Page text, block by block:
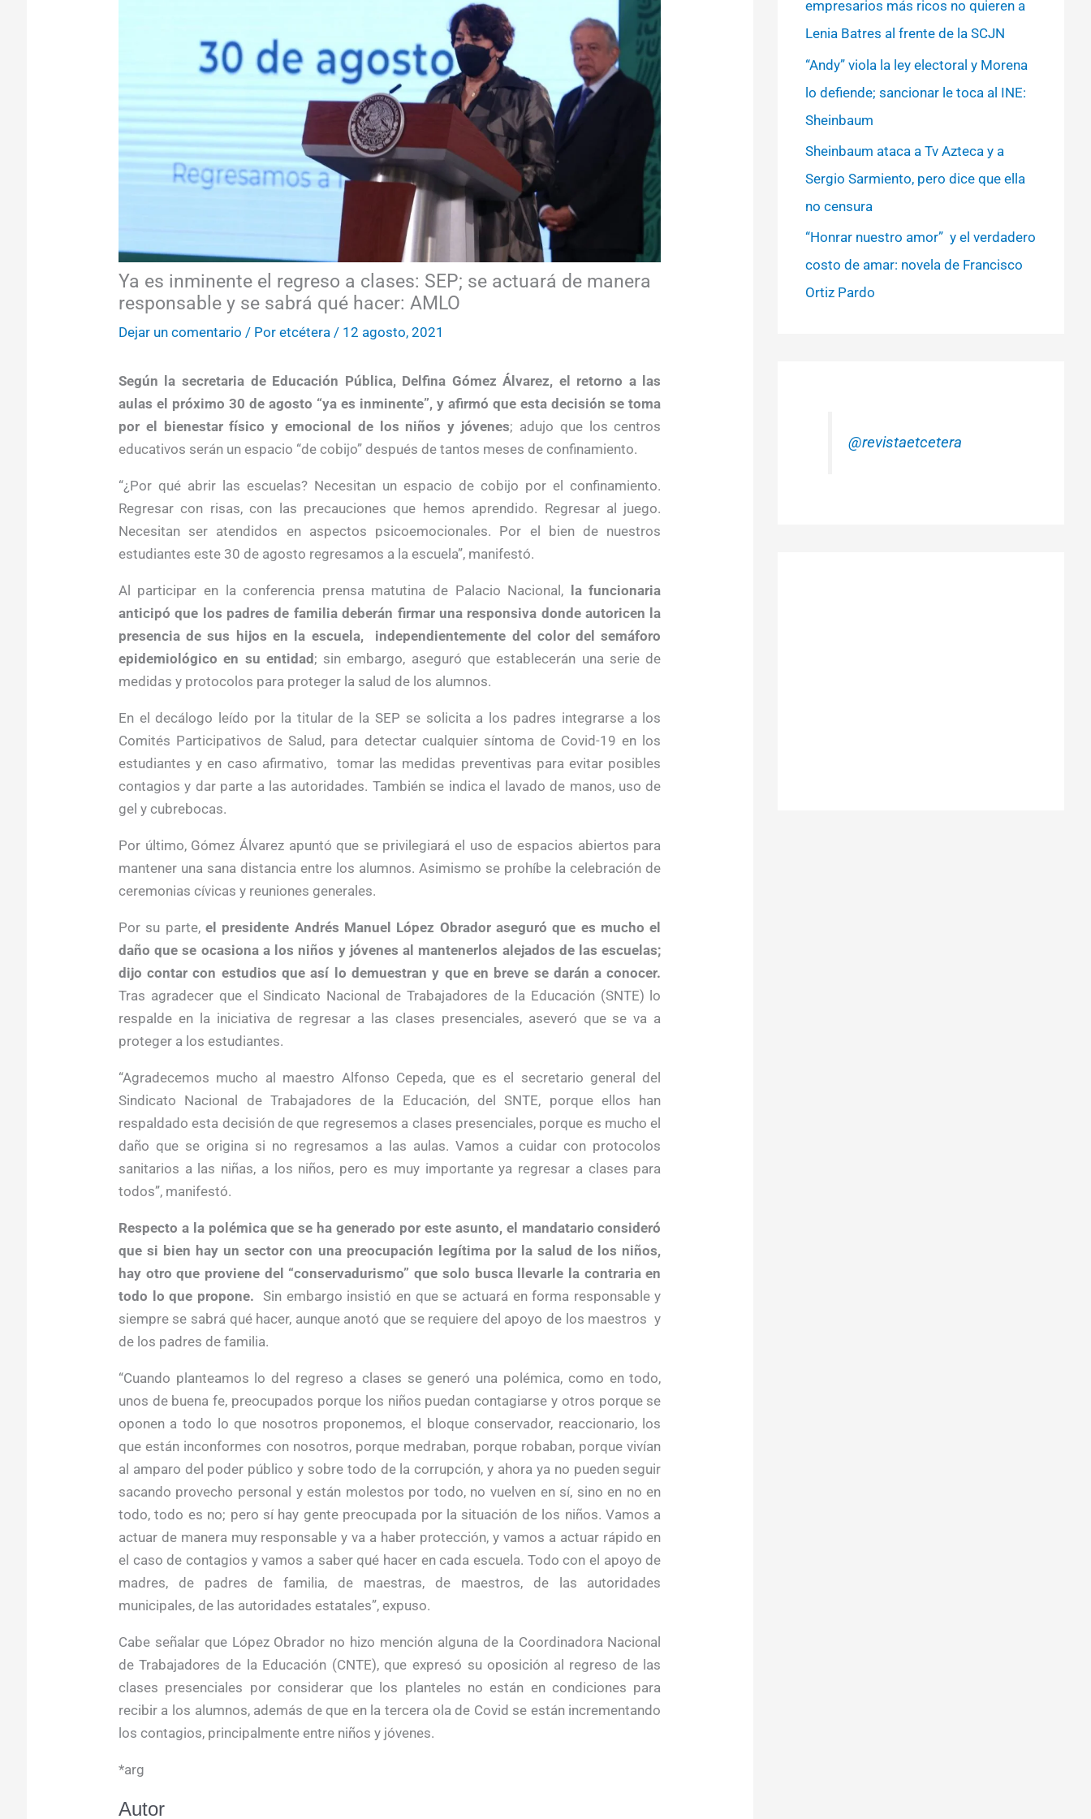
Ya es inminente el regreso a clases: SEP; se actuará de manera
responsable y se sabrá qué hacer: AMLO
Dejar un comentario / Por etcétera / 12 agosto, 2021
Según la secretaria de Educación Pública, Delfina Gómez Álvarez, el retorno a las
aulas el próximo 30 de agosto “ya es inminente”, y afirmó que esta decisión se toma
por el bienestar físico y emocional de los niños y jóvenes; adujo que los centros
educativos serán un espacio “de cobijo” después de tantos meses de confinamiento.
“¿Por qué abrir las escuelas? Necesitan un espacio de cobijo por el confinamiento.
Regresar con risas, con las precauciones que hemos aprendido. Regresar al juego.
Necesitan ser atendidos en aspectos psicoemocionales. Por el bien de nuestros
estudiantes este 30 de agosto regresamos a la escuela”, manifestó.
Al participar en la conferencia prensa matutina de Palacio Nacional,
la funcionaria
anticipó que los padres de familia deberán firmar una responsiva donde autoricen la
presencia de sus hijos en la escuela, independientemente del color del semáforo
epidemiológico en su entidad ; sin embargo, aseguró que establecerán una serie de
medidas y protocolos para proteger la salud de los alumnos.
En el decálogo leído por la titular de la SEP se solicita a los padres integrarse a los
Comités Participativos de Salud, para detectar cualquier síntoma de Covid-19 en los
estudiantes y en caso afirmativo, tomar las medidas preventivas para evitar posibles
contagios y dar parte a las autoridades. También se indica el lavado de manos, uso de
gel y cubrebocas.
Por último, Gómez Álvarez apuntó que se privilegiará el uso de espacios abiertos para
mantener una sana distancia entre los alumnos. Asimismo se prohíbe la celebración de
ceremonias cívicas y reuniones generales.
Por su parte, el presidente Andrés Manuel López Obrador aseguró que es mucho el
daño que se ocasiona a los niños y jóvenes al mantenerlos alejados de las escuelas;
dijo contar con estudios que así lo demuestran y que en breve se darán a conocer.
Tras agradecer que el Sindicato Nacional de Trabajadores de la Educación (SNTE) lo
respalde en la iniciativa de regresar a las clases presenciales, aseveró que se va a
proteger a los estudiantes.
“Agradecemos mucho al maestro Alfonso Cepeda, que es el secretario general del
Sindicato Nacional de Trabajadores de la Educación, del SNTE, porque ellos han
respaldado esta decisión de que regresemos a clases presenciales, porque es mucho el
daño que se origina si no regresamos a las aulas. Vamos a cuidar con protocolos
sanitarios a las niñas, a los niños, pero es muy importante ya regresar a clases para
todos”, manifestó.
Respecto a la polémica que se ha generado por este asunto, el mandatario consideró
que si bien hay un sector con una preocupación legítima por la salud de los niños,
hay otro que proviene del “conservadurismo” que solo busca llevarle la contraria en
todo lo que propone. Sin embargo insistió en que se actuará en forma responsable y
siempre se sabrá qué hacer, aunque anotó que se requiere del apoyo de los maestros y
de los padres de familia.
“Cuando planteamos lo del regreso a clases se generó una polémica, como en todo,
unos de buena fe, preocupados porque los niños puedan contagiarse y otros porque se
oponen a todo lo que nosotros proponemos, el bloque conservador, reaccionario, los
que están inconformes con nosotros, porque medraban, porque robaban, porque vivían
al amparo del poder público y sobre todo de la corrupción, y ahora ya no pueden seguir
sacando provecho personal y están molestos por todo, no vuelven en sí, sino en no en
todo, todo es no; pero sí hay gente preocupada por la situación de los niños. Vamos a
actuar de manera muy responsable y va a haber protección, y vamos a actuar rápido en
el caso de contagios y vamos a saber qué hacer en cada escuela. Todo con el apoyo de
madres, de padres de familia, de maestras, de maestros, de las autoridades
municipales, de las autoridades estatales”, expuso.
Cabe señalar que López Obrador no hizo mención alguna de la Coordinadora Nacional
de Trabajadores de la Educación (CNTE), que expresó su oposición al regreso de las
clases presenciales por considerar que los planteles no están en condiciones para
recibir a los alumnos, además de que en la tercera ola de Covid se están incrementando
los contagios, principalmente entre niños y jóvenes.
*arg
Autor
empresarios más ricos no quieren a
Lenia Batres al frente de la SCJN
“Andy” viola la ley electoral y Morena
lo defiende; sancionar le toca al INE:
Sheinbaum
Sheinbaum ataca a Tv Azteca y a
Sergio Sarmiento, pero dice que ella
no censura
“Honrar nuestro amor” y el verdadero
costo de amar: novela de Francisco
Ortiz Pardo
@revistaetcetera